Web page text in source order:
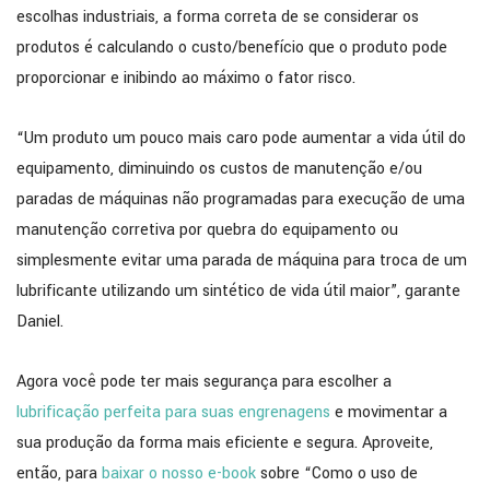
escolhas industriais, a forma correta de se considerar os
produtos é calculando o custo/benefício que o produto pode
proporcionar e inibindo ao máximo o fator risco.
“Um produto um pouco mais caro pode aumentar a vida útil do
equipamento, diminuindo os custos de manutenção e/ou
paradas de máquinas não programadas para execução de uma
manutenção corretiva por quebra do equipamento ou
simplesmente evitar uma parada de máquina para troca de um
lubrificante utilizando um sintético de vida útil maior”, garante
Daniel.
Agora você pode ter mais segurança para escolher a
lubrificação perfeita para suas engrenagens e movimentar a
sua produção da forma mais eficiente e segura. Aproveite,
então, parabaixar o nosso e-booksobre “Como o uso de